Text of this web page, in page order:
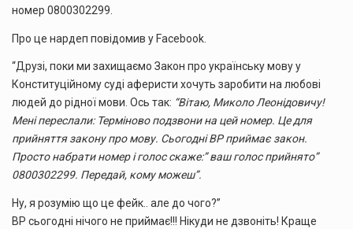
номер 0800302299.
Про це нардеп повідомив у Facebook.
“Друзі, поки ми захищаємо Закон про українську мову у
Конституційному суді аферисти хочуть заробити на любові
людей до рідної мови. Ось так: “Вітаю, Миколо Леонідовичу!
Мені переслали: Терміново подзвони на цей номер. Це для
прийняття закону про мову. Сьогодні ВР приймає закон.
Просто набрати номер і голос скаже:” ваш голос прийнято”
0800302299. Передай, кому можеш”.
Ну, я розумію що це фейк.. але до чого?”
ВР сьогодні нічого не приймає!!! Нікуди не дзвоніть! Краще